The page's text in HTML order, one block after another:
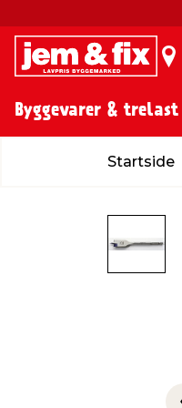
Byggevarer & trelast
Verktøy
Startside